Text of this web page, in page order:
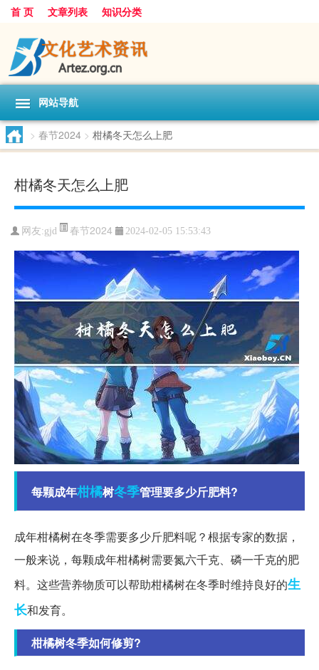
首 页 文章列表 知识分类
网站导航
> 春节2024 > 柑橘冬天怎么上肥
柑橘冬天怎么上肥
网友:gjd 春节2024 2024-02-05 15:53:43
每颗成年柑橘树冬季管理要多少斤肥料?
成年柑橘树在冬季需要多少斤肥料呢？根据专家的数据，
一般来说，每颗成年柑橘树需要氮六千克、磷一千克的肥
料。这些营养物质可以帮助柑橘树在冬季时维持良好的生
长和发育。
柑橘树冬季如何修剪?